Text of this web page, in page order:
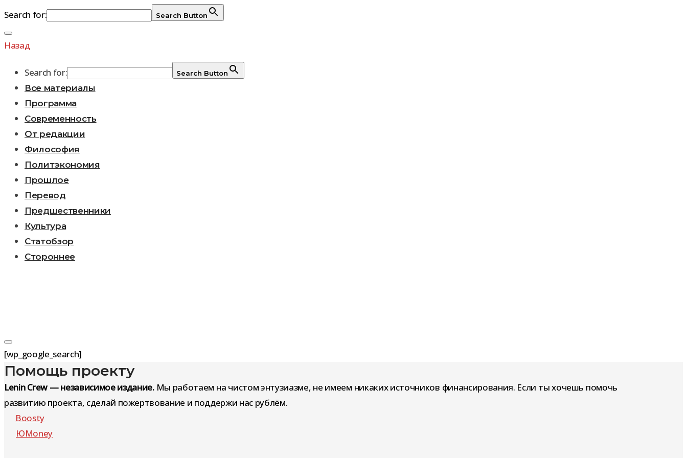
Search for: Search Button
Перейти
к
Назад
Search for: Search Button
Все материалы
Программа
Современность
От редакции
Философия
Политэкономия
Прошлое
Перевод
Предшественники
Культура
Статобзор
Стороннее
Search
Results
[wp_​google_​search]
Помощь проекту
Lenin Crew — независимое издание.Мы работаем на чистом энтузиазме, не имеем никаких источников финансирования. Если ты хочешь помочь
развитию проекта, сделай пожертвование и поддержи нас рублём.
Boosty
ЮMoney